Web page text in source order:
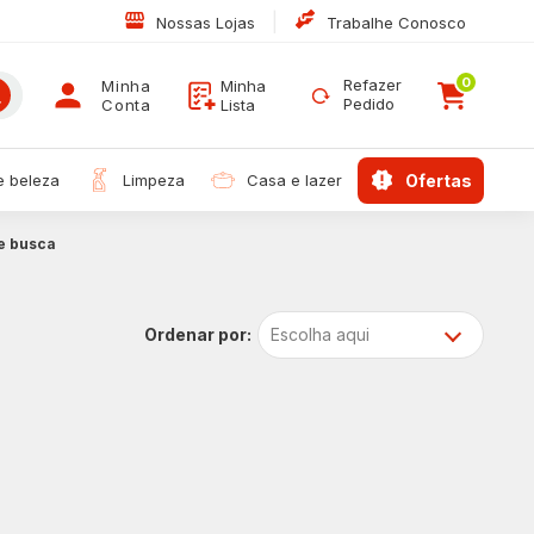
Nossas Lojas Trabalhe Conosco
Minha
Conta
Minha
Lista
Refazer
Pedido
0
beleza limpeza casa e lazer ofertas
busca
Escolha aqui